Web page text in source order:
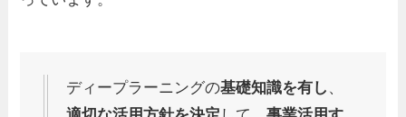
ディープラーニングの基礎知識を有し 、